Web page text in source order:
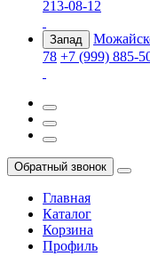
213-08-12
Запад
78 +7 (999) 885-
Обратный звонок
Главная
Каталог
Корзина
Профиль